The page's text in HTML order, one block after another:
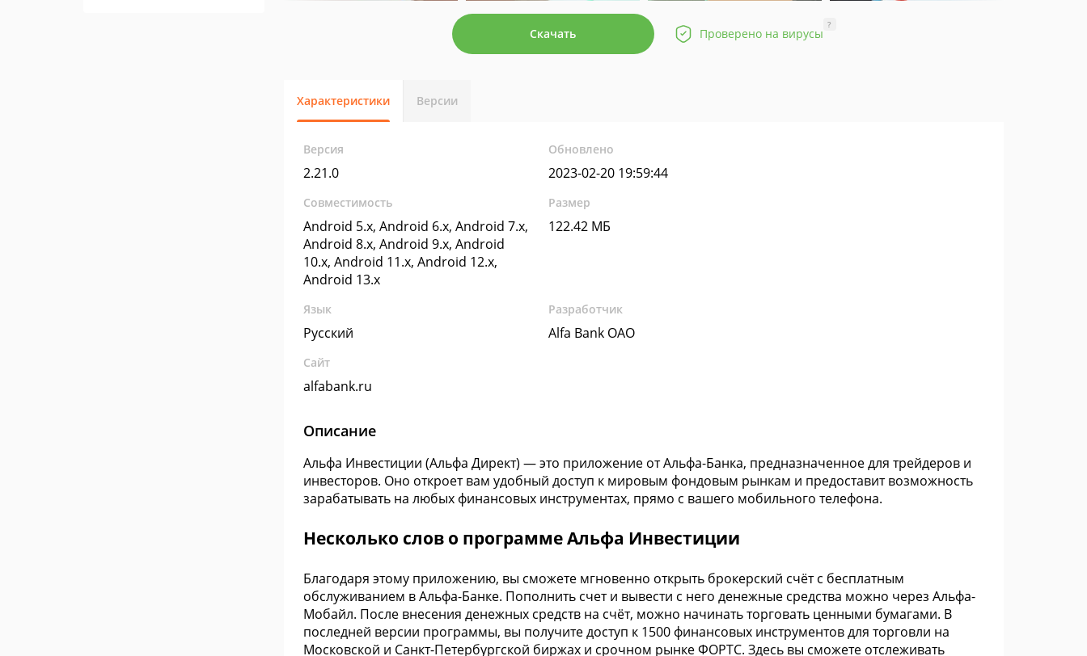
Скачать Проверено на вирусы
?
Характеристики Версии
Версия
2.21.0
Обновлено
2023-02-20 19:59:44
Совместимость
Android 5.x, Android 6.x, Android 7.x,
Android 8.x, Android 9.x, Android
10.x, Android 11.x, Android 12.x,
Android 13.x
Размер
122.42 МБ
Язык
Русский
Разработчик
Alfa Bank OAO
Сайт
alfabank.ru
Описание
Альфа Инвестиции (Альфа Директ) — это приложение от Альфа-Банка, предназначенное для трейдеров и
инвесторов. Оно откроет вам удобный доступ к мировым фондовым рынкам и предоставит возможность
зарабатывать на любых финансовых инструментах, прямо с вашего мобильного телефона.
Несколько слов о программе Альфа Инвестиции
Благодаря этому приложению, вы сможете мгновенно открыть брокерский счёт с бесплатным
обслуживанием в Альфа-Банке. Пополнить счет и вывести с него денежные средства можно через Альфа-
Мобайл. После внесения денежных средств на счёт, можно начинать торговать ценными бумагами. В
последней версии программы, вы получите доступ к 1500 финансовых инструментов для торговли на
Московской и Санкт-Петербургской биржах и срочном рынке ФОРТС. Здесь вы сможете отслеживать